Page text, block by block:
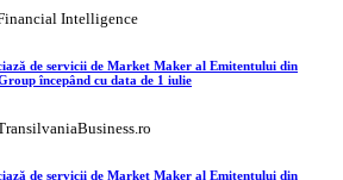
Intelligence
de servicii de Market Maker al Emitentului din
începând cu data de 1 iulie
de servicii de Market Maker al Emitentului din